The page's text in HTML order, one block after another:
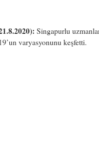
Singapurlu
varyasyonunu keşfetti.